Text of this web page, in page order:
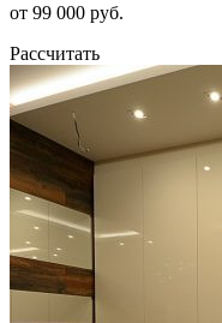
от 99 000 руб.
Рассчитать